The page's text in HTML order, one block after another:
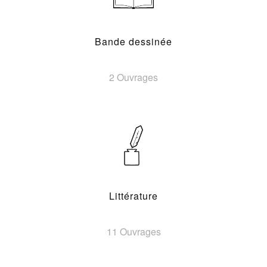
Bande dessinée
2 Ouvrages
Littérature
11 Ouvrages